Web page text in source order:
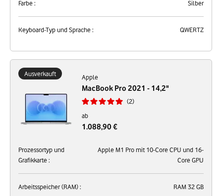
Farbe : Silber
Keyboard-Typ und Sprache : QWERTZ
Ausverkauft Apple
MacBook Pro 2021 - 14,2"
2
ab
1.088,90 €
Prozessortyp und
Grafikkarte :
Apple M1 Pro mit 10-Core CPU und 16-
Core GPU
Arbeitsspeicher (RAM) : RAM 32 GB